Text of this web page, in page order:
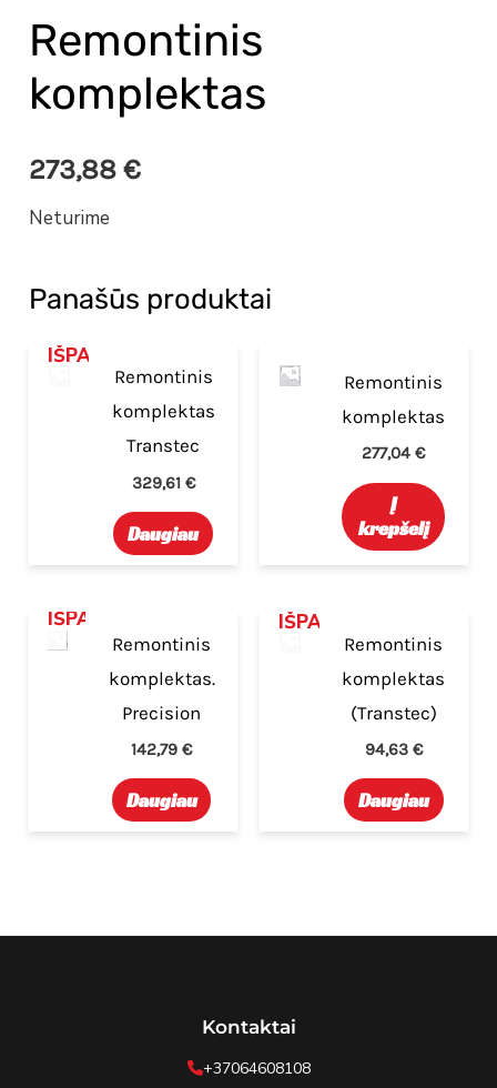
Remontinis
komplektas
273,88€
Neturime
Panašūs produktai
IŠPARDUOTA
Remontinis
komplektas
Transtec
329,61 €
Daugiau
Remontinis
komplektas
277,04€
Į
krepšelį
IŠPARDUOTA
Remontinis
komplektas.
Precision
142,79€
Daugiau
IŠPARDUOTA
Remontinis
komplektas
(Transtec)
94,63 €
Daugiau
Kontaktai
+37064608108